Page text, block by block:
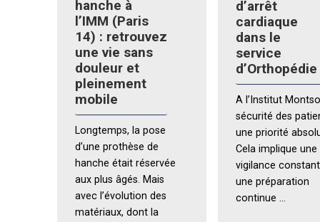
hanche à
l’IMM (Paris
14) : retrouvez
une vie sans
douleur et
pleinement
mobile
Longtemps, la pose
d’une prothèse de
hanche était réservée
aux plus âgés. Mais
avec l’évolution des
matériaux, dont la
d’arrêt
cardiaque
dans le
service
d’Orthopédie
A l’Institut
sécurité des
une priorité
Cela implique une
vigilance
une préparation
continue ...